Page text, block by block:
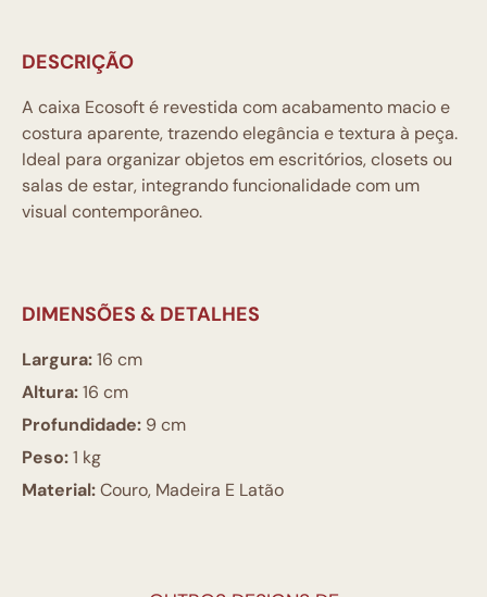
DESCRIÇÃO
A caixa Ecosoft é revestida com acabamento macio e
costura aparente, trazendo elegância e textura à peça.
Ideal para organizar objetos em escritórios, closets ou
salas de estar, integrando funcionalidade com um
visual contemporâneo.
DIMENSÕES & DETALHES
Largura:16 cm
Altura:16 cm
Profundidade: 9 cm
Peso:1 kg
Material:Couro, Madeira E Latão